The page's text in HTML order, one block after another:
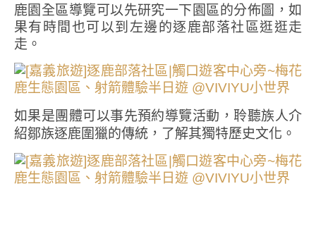
鹿園全區導覽可以先研究一下園區的分佈圖，如
果有時間也可以到左邊的逐鹿部落社區逛逛走
走。
如果是團體可以事先預約導覽活動， 聆聽族人介
紹鄒族逐鹿圍獵的傳統，了解其獨特歷史文化。